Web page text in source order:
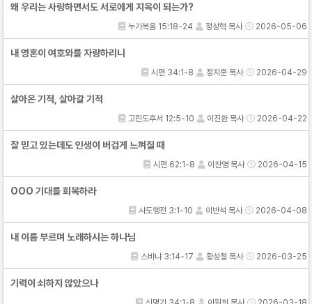
왜 우리는 사랑하면서도 서로에게 지옥이 되는가?
누가복음 15:18-24 정상혁 목사 2026-05-06
내 영혼이 여호와를 자랑하리니
시편 34:1-8 정지훈 목사 2026-04-29
살아온 기적, 살아갈 기적
고린도후서 12:5-10 이진환 목사 2026-04-22
잘 믿고 있는데도 인생이 버겁게 느껴질 때
시편 62:1-8 이찬영 목사 2026-04-15
OOO 기대를 회복하라
사도행전 3:1-10 이반석 목사 2026-04-08
내 이름 부르며 노래하시는 하나님
스바냐 3:14-17 황성철 목사 2026-03-25
기력이 쇠하지 않았으나